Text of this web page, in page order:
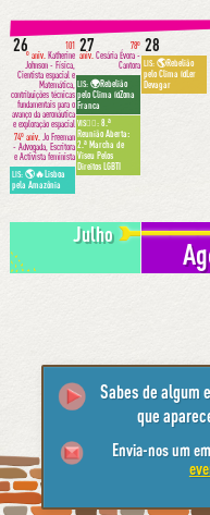
26
101
º aniv.Katherine
Johnson - Física,
Cientista espacial e
Matemática,
contribuições técnicas
fundamentais para o
avanço da aeronáutica
e exploração espacial
74º aniv.
Jo Freeman
- Advogada, Escritora
e Activista feminista
LIS:🌎🔥Lisboa
pela Amazônia
27
78º
aniv. Cesária Évora -
Cantora
LIS: 🌍Rebelião
pelo Clima @Zona
Franca
VIS🏳️‍🌈: 8.ª
Reunião Aberta:
2.ª Marcha de
Viseu Pelos
Direitos LGBTI
28
LIS: 🌎Rebelião
pelo Clima @Ler
Devagar
Julho
Sabes de algum
que
Envia-nos um